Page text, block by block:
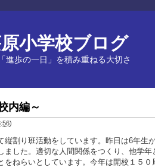
小学校ブログ
歩の一日」を積み重ねる大切さ
内編～
)
縦割り班活動をしています。昨日は6年生
ました。適切な人間関係をつくり、他学
をねらいとしています。今年は開校１５